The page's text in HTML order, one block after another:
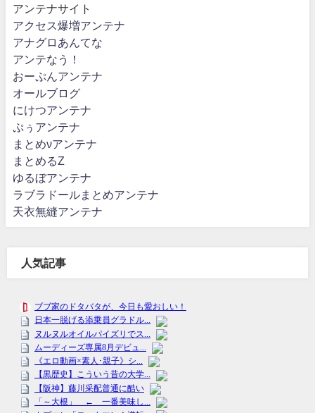
アンテナサイト
アクセス爆増アンテナ
アナグロあんてな
アンテなう！
おーぷんアンテナ
オールブログ
にけつアンテナ
ぷぅアンテナ
まとめνアンテナ
まとめるZ
ゆるぼアンテナ
ラブラドールまとめアンテナ
天衣無縫アンテナ
人気記事